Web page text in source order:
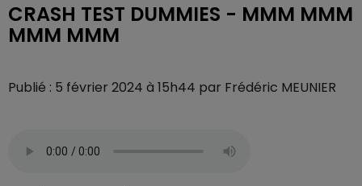
CRASH TEST DUMMIES - MMM MMM
MMM MMM
Publié : 5 février 2024 à 15h44 par Frédéric MEUNIER